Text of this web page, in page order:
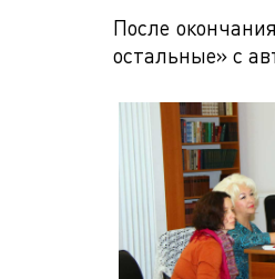
После
остальные» с